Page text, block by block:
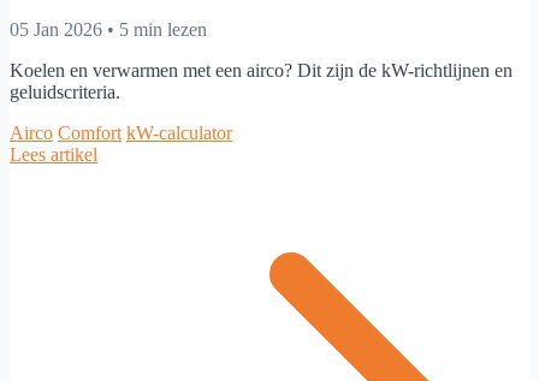
05 Jan 2026 • 5 min lezen
Koelen en verwarmen met een airco? Dit zijn de kW-richtlijnen en
geluidscriteria.
Airco Comfort kW-calculator
Lees artikel